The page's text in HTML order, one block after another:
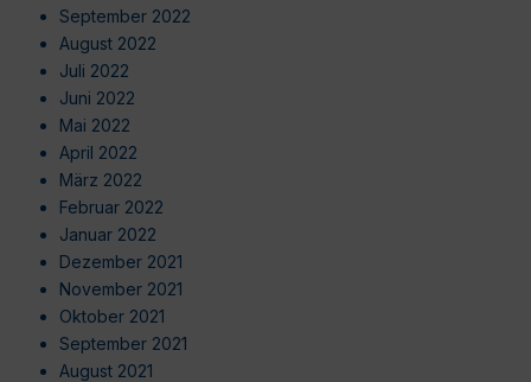
September 2022
August 2022
Juli 2022
Juni 2022
Mai 2022
April 2022
März 2022
Februar 2022
Januar 2022
Dezember 2021
November 2021
Oktober 2021
September 2021
August 2021